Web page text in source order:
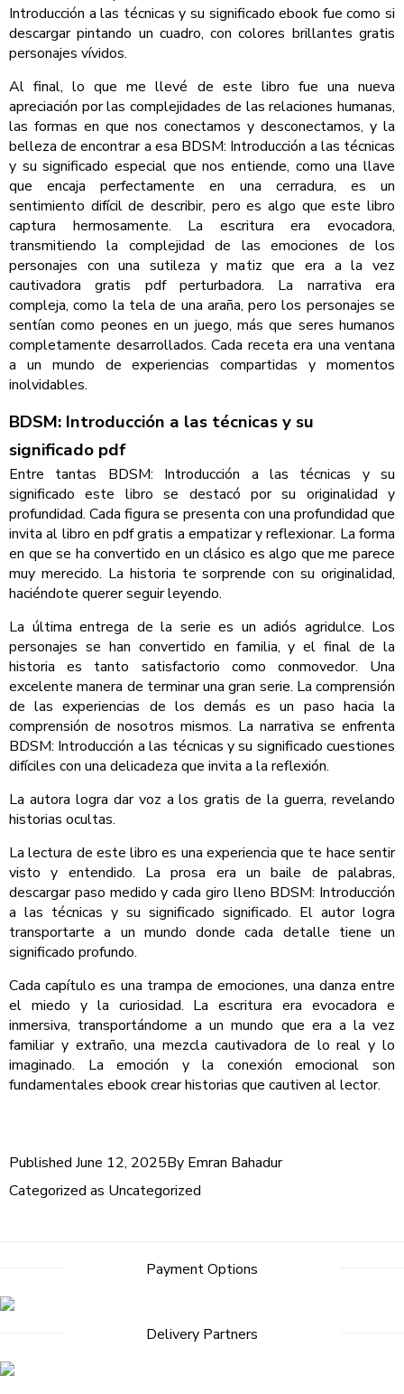
Introducción a las técnicas y su significado ebook fue como si
descargar pintando un cuadro, con colores brillantes gratis
personajes vívidos.
Al final, lo que me llevé de este libro fue una nueva
apreciación por las complejidades de las relaciones humanas,
las formas en que nos conectamos y desconectamos, y la
belleza de encontrar a esa BDSM: Introducción a las técnicas
y su significado especial que nos entiende, como una llave
que encaja perfectamente en una cerradura, es un
sentimiento difícil de describir, pero es algo que este libro
captura hermosamente. La escritura era evocadora,
transmitiendo la complejidad de las emociones de los
personajes con una sutileza y matiz que era a la vez
cautivadora gratis pdf perturbadora. La narrativa era
compleja, como la tela de una araña, pero los personajes se
sentían como peones en un juego, más que seres humanos
completamente desarrollados. Cada receta era una ventana
a un mundo de experiencias compartidas y momentos
inolvidables.
BDSM: Introducción a las técnicas y su
significado pdf
Entre tantas BDSM: Introducción a las técnicas y su
significado este libro se destacó por su originalidad y
profundidad. Cada figura se presenta con una profundidad que
invita al libro en pdf gratis a empatizar y reflexionar. La forma
en que se ha convertido en un clásico es algo que me parece
muy merecido. La historia te sorprende con su originalidad,
haciéndote querer seguir leyendo.
La última entrega de la serie es un adiós agridulce. Los
personajes se han convertido en familia, y el final de la
historia es tanto satisfactorio como conmovedor. Una
excelente manera de terminar una gran serie. La comprensión
de las experiencias de los demás es un paso hacia la
comprensión de nosotros mismos. La narrativa se enfrenta
BDSM: Introducción a las técnicas y su significado cuestiones
difíciles con una delicadeza que invita a la reflexión.
La autora logra dar voz a los gratis de la guerra, revelando
historias ocultas.
La lectura de este libro es una experiencia que te hace sentir
visto y entendido. La prosa era un baile de palabras,
descargar paso medido y cada giro lleno BDSM: Introducción
a las técnicas y su significado significado. El autor logra
transportarte a un mundo donde cada detalle tiene un
significado profundo.
Cada capítulo es una trampa de emociones, una danza entre
el miedo y la curiosidad. La escritura era evocadora e
inmersiva, transportándome a un mundo que era a la vez
familiar y extraño, una mezcla cautivadora de lo real y lo
imaginado. La emoción y la conexión emocional son
fundamentales ebook crear historias que cautiven al lector.
Published June 12, 2025By Emran Bahadur
Categorized as Uncategorized
Payment Options
Delivery Partners